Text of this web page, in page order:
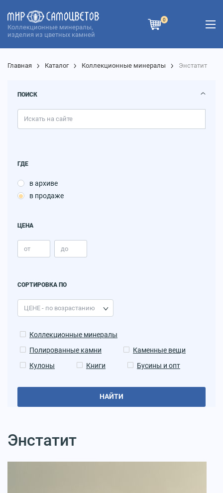
Коллекционные минералы,
изделия из цветных камней
0
Главная Каталог Коллекционные минералы Энстатит
ПОИСК
ГДЕ
в архиве
в продаже
ЦЕНА
СОРТИРОВКА ПО
Коллекционные минералы
Полированные камни
Каменные вещи
Кулоны
Книги Бусины и опт
НАЙТИ
Энстатит